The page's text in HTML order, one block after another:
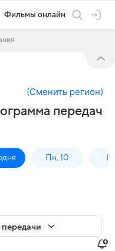
Фильмы онлайн
(Сменить регион)
передач
Пн, 10